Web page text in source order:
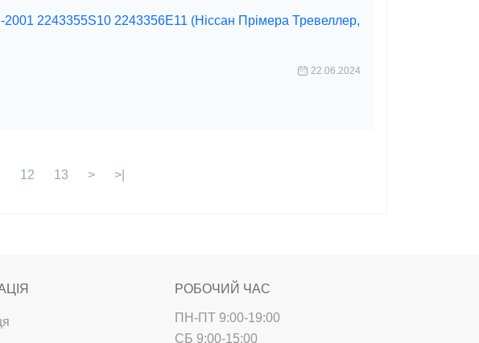
2243355S10 2243356E11 (Ніссан Прімера Тревеллер,
22.06.2024
12 13 > >|
РОБОЧИЙ ЧАС
ПН-ПТ 9:00-19:00
СБ 9:00-15:00